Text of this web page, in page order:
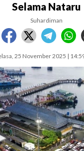
Selama Nataru
Suhardiman
25 November 2025 |